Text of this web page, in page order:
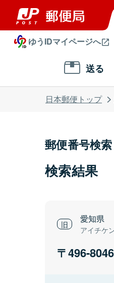
ゆうIDマイページへ
送る
日本郵便トップ
郵便番号検索
検索結果
愛知県
アイチケ
496-8046